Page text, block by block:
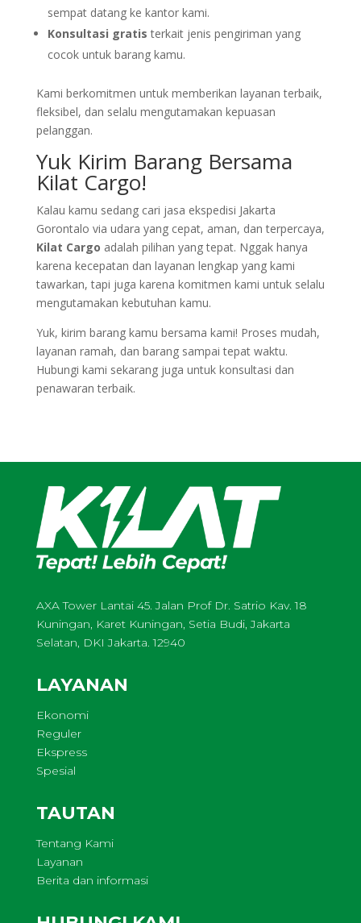
sempat datang ke kantor kami.
Konsultasi gratis terkait jenis pengiriman yang
cocok untuk barang kamu.
Kami berkomitmen untuk memberikan layanan terbaik,
fleksibel, dan selalu mengutamakan kepuasan
pelanggan.
Yuk Kirim Barang Bersama
Kilat Cargo!
Kalau kamu sedang cari jasa ekspedisi Jakarta
Gorontalo via udara yang cepat, aman, dan terpercaya,
Kilat Cargo adalah pilihan yang tepat. Nggak hanya
karena kecepatan dan layanan lengkap yang kami
tawarkan, tapi juga karena komitmen kami untuk selalu
mengutamakan kebutuhan kamu.
Yuk, kirim barang kamu bersama kami! Proses mudah,
layanan ramah, dan barang sampai tepat waktu.
Hubungi kami sekarang juga untuk konsultasi dan
penawaran terbaik.
AXA Tower Lantai 45. Jalan Prof Dr. Satrio Kav. 18
Kuningan, Karet Kuningan, Setia Budi, Jakarta
Selatan, DKI Jakarta. 12940
LAYANAN
Ekonomi
Reguler
Ekspress
Spesial
TAUTAN
Tentang Kami
Layanan
Berita dan informasi